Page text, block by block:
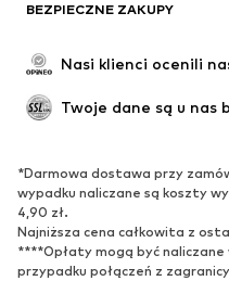
BUTY
Nowości
Półbuty
SPORT
Odzież sportowa
Buty sportowe
BEZPIECZNE ZAKUPY
Nasi klienci ocenili
Twoje dane są u nas
*Darmowa dostawa przy
wypadku naliczane są koszty
4,90 zł.
Najniższa cena całkowita z
****Opłaty mogą być
przypadku połączeń z